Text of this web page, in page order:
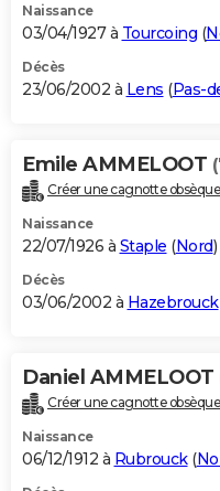
Naissance
03/04/1927 à Tourcoing (
Décès
23/06/2002 à Lens (Pas-
Emile AMMELOOT
Créer une cagnotte
Naissance
22/07/1926 à Staple (Nord)
Décès
03/06/2002 à Hazebrouck
Daniel AMMELOOT
Créer une cagnotte
Naissance
06/12/1912 à Rubrouck(